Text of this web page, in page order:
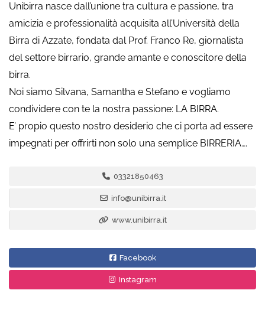
Unibirra nasce dall’unione tra cultura e passione, tra
amicizia e professionalità acquisita all’Università della
Birra di Azzate, fondata dal Prof. Franco Re, giornalista
del settore birrario, grande amante e conoscitore della
birra.
Noi siamo Silvana, Samantha e Stefano e vogliamo
condividere con te la nostra passione: LA BIRRA.
E’ propio questo nostro desiderio che ci porta ad essere
impegnati per offrirti non solo una semplice BIRRERIA….
03321850463
info@unibirra.it
www.unibirra.it
Facebook
Instagram